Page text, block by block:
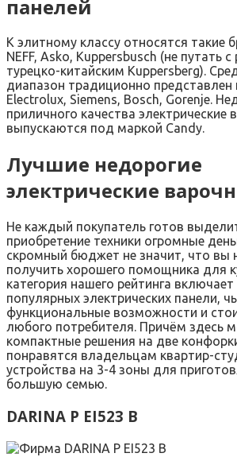
панелей
К элитному классу относятся такие
NEFF, Asko, Kuppersbusch (не путать с
турецко-китайским Kuppersberg).
диапазон традиционно представлен
Electrolux, Siemens, Bosch, Gorenje.
приличного качества электрические
выпускаются под маркой Candy.
Лучшие недорогие
электрические
Не каждый покупатель готов
приобретение техники огромные
скромный бюджет не значит, что вы
получить хорошего помощника для
категория нашего рейтинга
популярных электрических панели,
функциональные возможности и
любого потребителя. Причём здесь
компактные решения на две
понравятся владельцам квартир-
устройства на 3-4 зоны для
большую семью.
DARINA P EI523 B